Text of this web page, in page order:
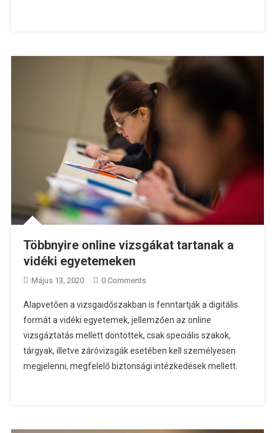
Többnyire online vizsgákat tartanak a
vidéki egyetemeken
Május 13, 2020 0 Comments
Alapvetően a vizsgaidőszakban is fenntartják a digitális
formát a vidéki egyetemek, jellemzően az online
vizsgáztatás mellett döntöttek, csak speciális szakok,
tárgyak, illetve záróvizsgák esetében kell személyesen
megjelenni, megfelelő biztonsági intézkedések mellett.